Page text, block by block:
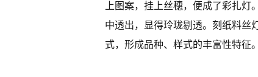
上图案，挂上丝穗，便成了彩扎
中透出，显得玲珑剔透。刻纸料丝
式，形成品种、样式的丰富性特征